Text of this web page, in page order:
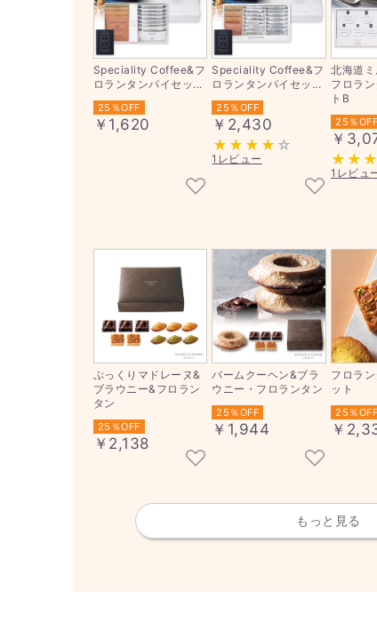
Speciality Coffee&フ
ロランタンパイセッ...
25％OFF
￥1,620
Speciality Coffee&フ
ロランタンパイセッ...
25％OFF
￥2,430
1レビュー
北海道
フロラ
トB
25％OFF
￥
1レビュ
ぷっくりマドレーヌ&
ブラウニー&フロラン
タン
25％OFF
￥2,138
バームクーヘン&ブラ
ウニー・フロランタン
25％OFF
￥1,944
フロラ
ット
25％OFF
￥
もっと見る